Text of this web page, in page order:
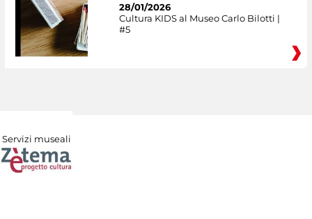
28/01/2026
Cultura KIDS al Museo Carlo Bilotti |
#5
Servizi museali